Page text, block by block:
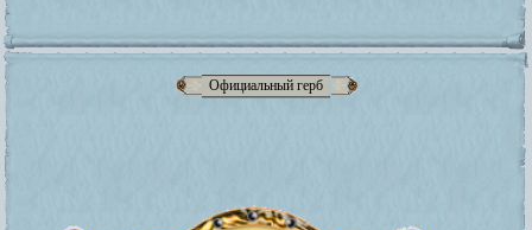
Официальный герб